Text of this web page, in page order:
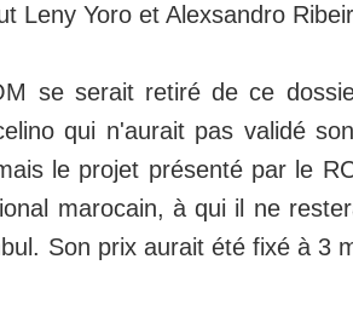
Leny Yoro et Alexsandro
se serait retiré de ce
qui n'aurait pas validé
le projet présenté par le
marocain, à qui il ne
Son prix aurait été fixé à 3